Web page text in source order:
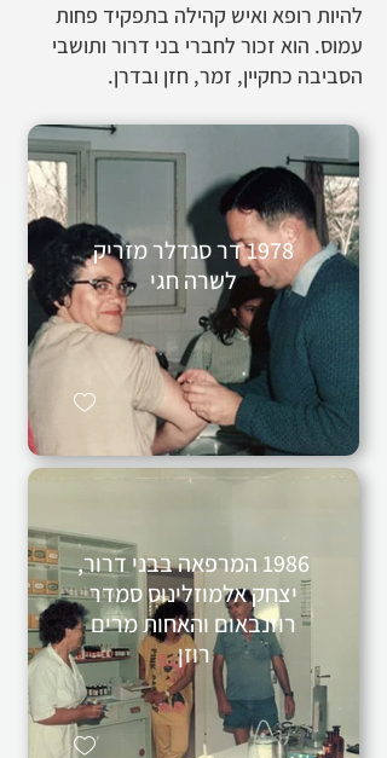
להיות רופא ואיש קהילה בתפקיד פחות
עמוס. הוא זכור לחברי בני דרור ותושבי
הסביבה כחקיין, זמר, חזן ובדרן.
1978 דר סנדלר מזריק
לשרה חגי
1986 המרפאה בבני דרור,
יצחק אלמוזלינוס סמדר
רוזנבאום והאחות מרים
רוזן